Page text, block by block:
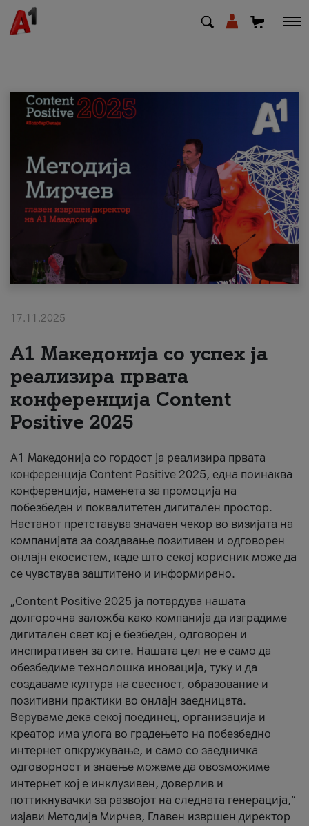
МК EN
Приватни Деловни
Поддршка
Надополни кредит
#ПодобарОнлајн
17.11.2025
А1 Македонија со успех ја
реализира првата
конференција Content
Positive 2025
А1 Македонија со гордост ја реализира првата
конференција Content Positive 2025, една поинаква
конференција, наменета за промоција на
побезбеден и поквалитетен дигитален простор.
Настанот претставува значаен чекор во визијата на
компанијата за создавање позитивен и одговорен
онлајн екосистем, каде што секој корисник може да
се чувствува заштитено и информирано.
„Content Positive 2025 ја потврдува нашата
долгорочна заложба како компанија да изградиме
дигитален свет кој е безбеден, одговорен и
инспиративен за сите. Нашата цел не е само да
обезбедиме технолошка иновација, туку и да
создаваме култура на свесност, образование и
позитивни практики во онлајн заедницата.
Веруваме дека секој поединец, организација и
креатор има улога во градењето на побезбедно
интернет опкружување, и само со заедничка
одговорност и знаење можеме да овозможиме
интернет кој е инклузивен, доверлив и
поттикнувачки за развојот на следната генерација,“
изјави Методија Мирчев, Главен извршен директор